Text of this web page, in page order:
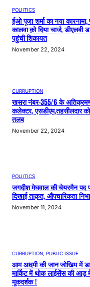
POLIITICS
ईओ पूजा शर्मा का नया
कालवा क़ो दिया चार्ज,
पहुंची शिकायत
November 22, 2024
CURRUPTION
खसरा नंबर-355/6 के
कलेक्टर, एसडीएम,तहसीलदार
तलब
November 22, 2024
POLIITICS
जगदीश मेघवाल की चेयरमैन पद
दिखाई ताक़त, औपचारिकता
November 11, 2024
CURRUPTION PUBLIC ISSUE
आम आदमी की जान जोखिम में
मार्किट में थोक लाईसेंस की आड़
मूकदर्शक !